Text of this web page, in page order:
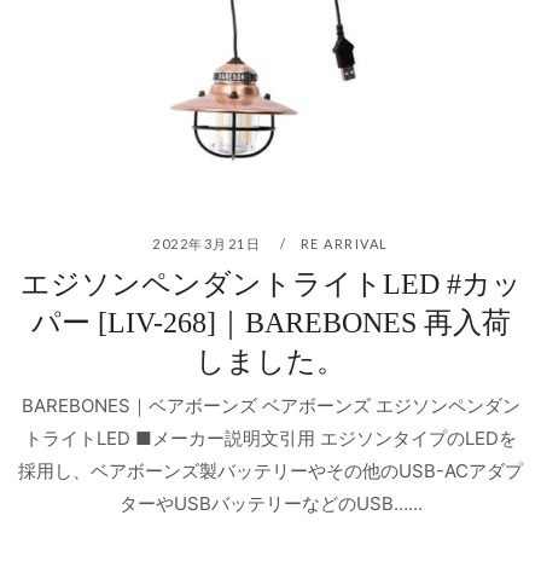
2022年3月21日 RE ARRIVAL
エジソンペンダントライトLED #カッ
パー [LIV-268]｜BAREBONES 再入荷
しました。
BAREBONES｜ベアボーンズ ベアボーンズ エジソンペンダン
トライトLED ■メーカー説明文引用 エジソンタイプのLEDを
採用し、ベアボーンズ製バッテリーやその他のUSB-ACアダプ
ターやUSBバッテリーなどのUSB…...